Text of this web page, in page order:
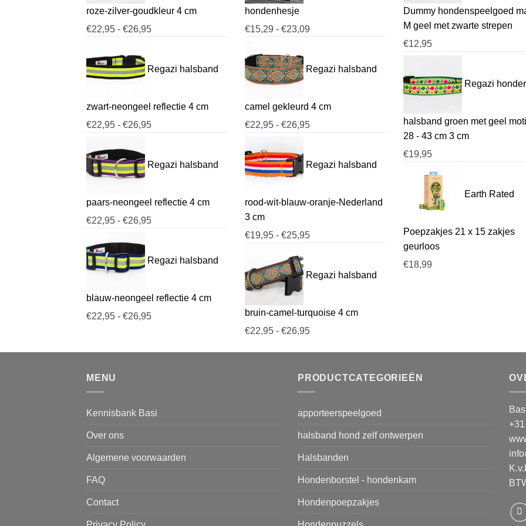
roze-zilver-goudkleur 4 cm
€22,95 - €26,95Prijsklasse:
€26,95
Regazi halsband
zwart-neongeel reflectie 4 cm
€22,95 - €26,95Prijsklasse:
€26,95
Regazi halsband
paars-neongeel reflectie 4 cm
€22,95 - €26,95Prijsklasse:
€26,95
Regazi halsband
blauw-neongeel reflectie 4 cm
€22,95 - €26,95Prijsklasse:
hondenhesje
€15,29 - €23,09
€23,09
Regazi halsband
camel gekleurd 4 cm
€22,95 - €26,95Prijsklasse:
€26,95
Regazi halsband
rood-wit-blauw-oranje-Nederland
3 cm
€19,95 - €25,95Prijsklasse:
€25,95
Regazi halsband
bruin-camel-turquoise 4 cm
€22,95 - €26,95Prijsklasse:
€26,95
Dummy hondenspeelgoed
M geel met zwarte strepen
€12,95
Regazi
halsband groen met geel
28 - 43 cm 3 cm
€19,95
Earth Rated
Poepzakjes 21 x 15 zakjes
geurloos
€18,99
MENU
Kennisbank Basi
Over ons
Algemene voorwaarden
FAQ
Contact
PRODUCTCATEGORIEËN
apporteerspeelgoed
halsband hond zelf ontwerpen
Halsbanden
Hondenborstel - hondenkam
Hondenpoepzakjes